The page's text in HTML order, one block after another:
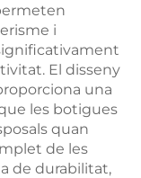
i
El disseny
una
les botigues
quan
de les
de durabilitat,